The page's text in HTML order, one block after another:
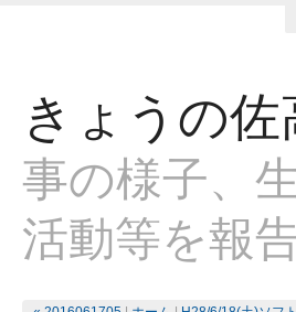
きょうの佐
事の様子、
活動等を報